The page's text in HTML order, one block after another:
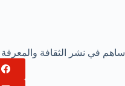
ساهم في نشر الثقافة والمعرفة